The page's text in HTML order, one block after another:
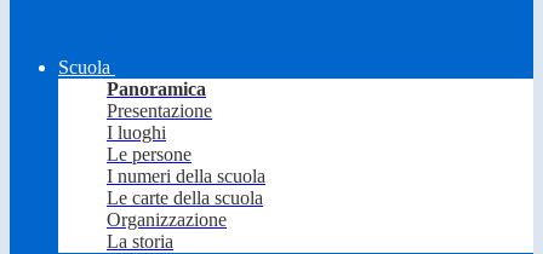
Scuola
Panoramica
Presentazione
I luoghi
Le persone
I numeri della scuola
Le carte della scuola
Organizzazione
La storia